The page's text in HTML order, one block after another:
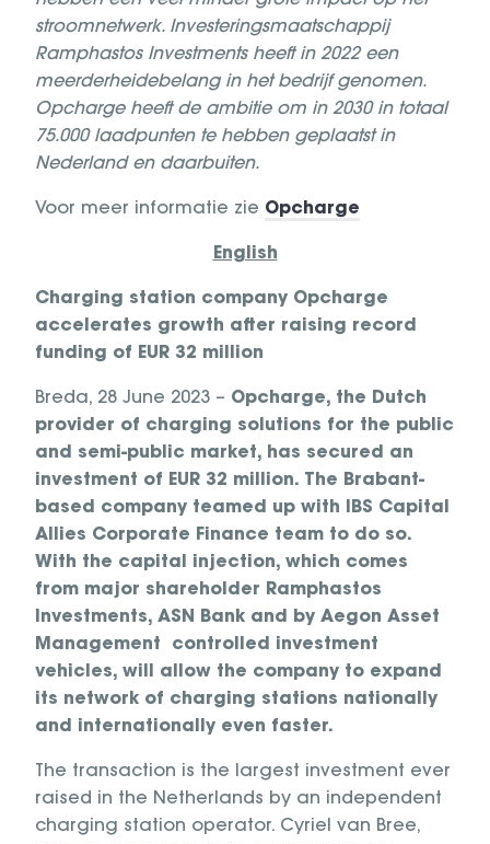
stroomnetwerk. Investeringsmaatschappij
Ramphastos Investments heeft in 2022 een
meerderheidebelang in het bedrijf genomen.
Opcharge heeft de ambitie om in 2030 in totaal
75.000 laadpunten te hebben geplaatst in
Nederland en daarbuiten.
Voor meer informatie zie Opcharge
English
Charging station company Opcharge
accelerates growth after raising record
funding of EUR 32 million
Breda, 28 June 2023 – Opcharge, the Dutch
provider of charging solutions for the public
and semi-public market, has secured an
investment of EUR 32 million. The Brabant-
based company teamed up with IBS Capital
Allies Corporate Finance team to do so.
With the capital injection, which comes
from major shareholder Ramphastos
Investments, ASN Bank and by Aegon Asset
Management controlled investment
vehicles, will allow the company to expand
its network of charging stations nationally
and internationally even faster.
The transaction is the largest investment ever
raised in the Netherlands by an independent
charging station operator. Cyriel van Bree,